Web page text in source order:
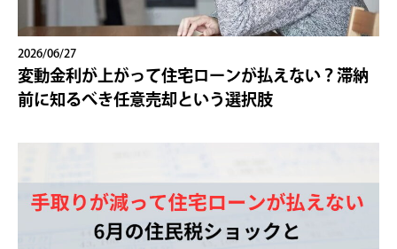
2026/06/27
変動金利が上がって住宅ローンが払えない？滞納
前に知るべき任意売却という選択肢